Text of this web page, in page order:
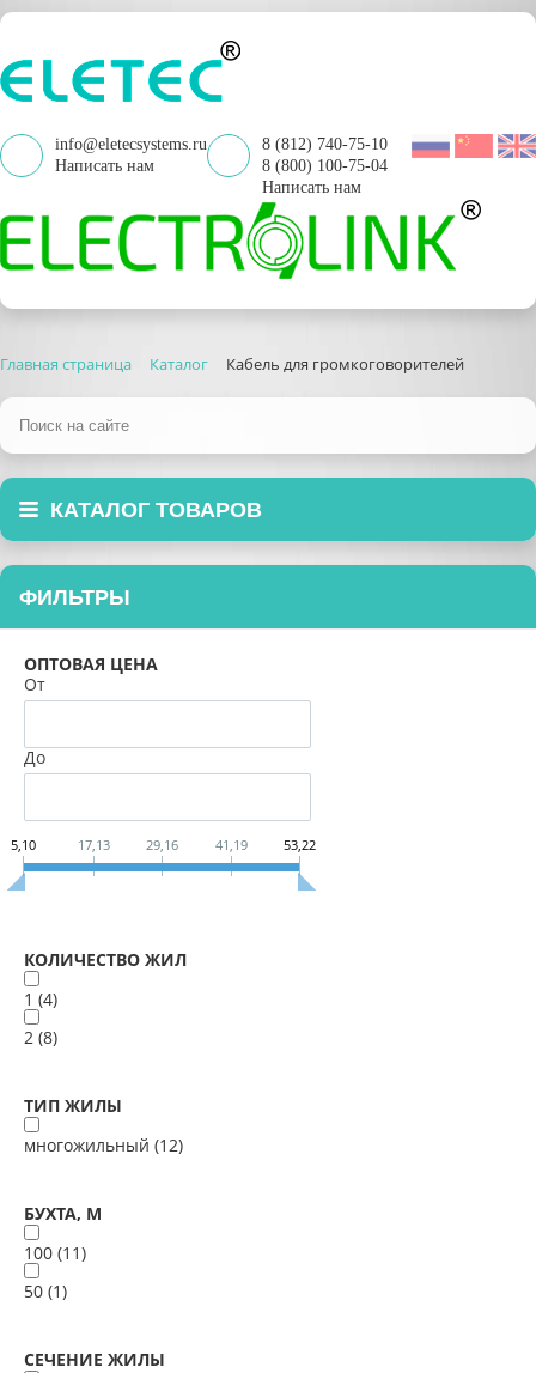
info@eletecsystems.ru
Написать нам
8 (812) 740-75-10
8 (800) 100-75-04
Написать нам
Главная страница Каталог Кабель для громкоговорителей
КАТАЛОГ ТОВАРОВ
ФИЛЬТРЫ
ОПТОВАЯ ЦЕНА
От
До
5,10 17,13 29,16 41,19 53,22
КОЛИЧЕСТВО ЖИЛ
1 (4)
2 (8)
ТИП ЖИЛЫ
многожильный (12)
БУХТА, М
100 (11)
50 (1)
СЕЧЕНИЕ ЖИЛЫ